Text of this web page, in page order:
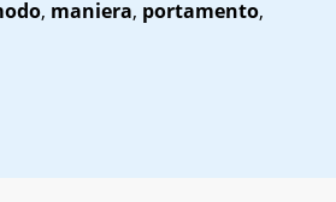
, maniera, portamento,